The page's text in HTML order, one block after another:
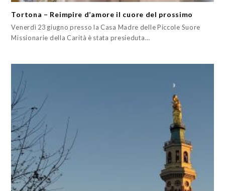
Tortona – Reimpire d’amore il cuore del prossimo
Venerdì 23 giugno presso la Casa Madre delle Piccole Suore
Missionarie della Carità è stata presieduta…